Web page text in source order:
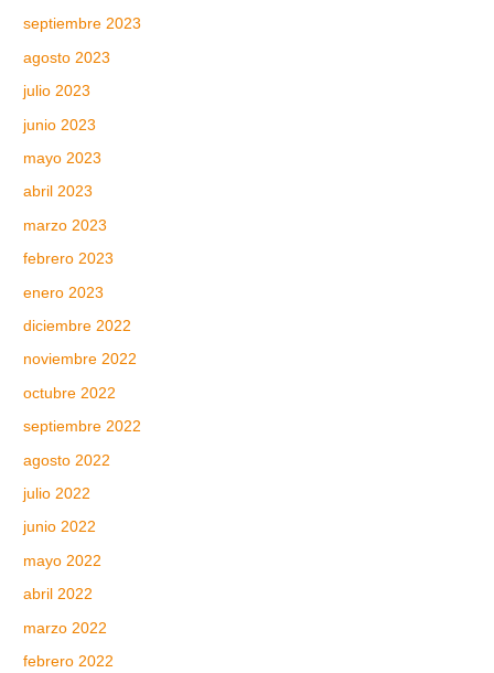
septiembre 2023
agosto 2023
julio 2023
junio 2023
mayo 2023
abril 2023
marzo 2023
febrero 2023
enero 2023
diciembre 2022
noviembre 2022
octubre 2022
septiembre 2022
agosto 2022
julio 2022
junio 2022
mayo 2022
abril 2022
marzo 2022
febrero 2022